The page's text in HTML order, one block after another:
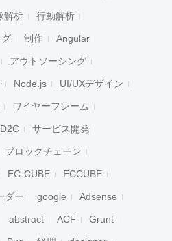
解析 行動解析
制作 Angular
アウトソーシング
Node.js UI/UXデザイン
ワイヤーフレーム
D2C サービス開発
ブロックチェーン
EC-CUBE ECCUBE
ダー google Adsense
abstract ACF Grunt